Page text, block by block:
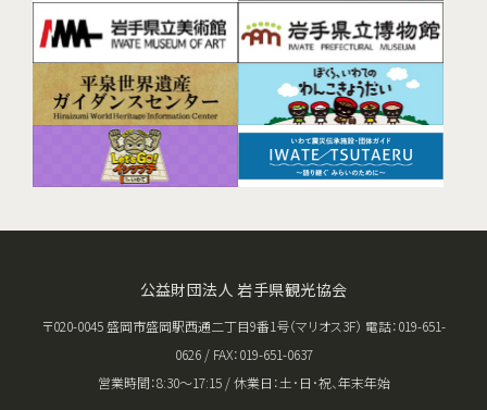
公益財団法人 岩手県観光協会
〒020-0045 盛岡市盛岡駅西通二丁目9番1号（マリオス3F） 電話：019-651-
0626 / FAX：019-651-0637
営業時間：8:30〜17:15 / 休業日：土･日･祝、年末年始